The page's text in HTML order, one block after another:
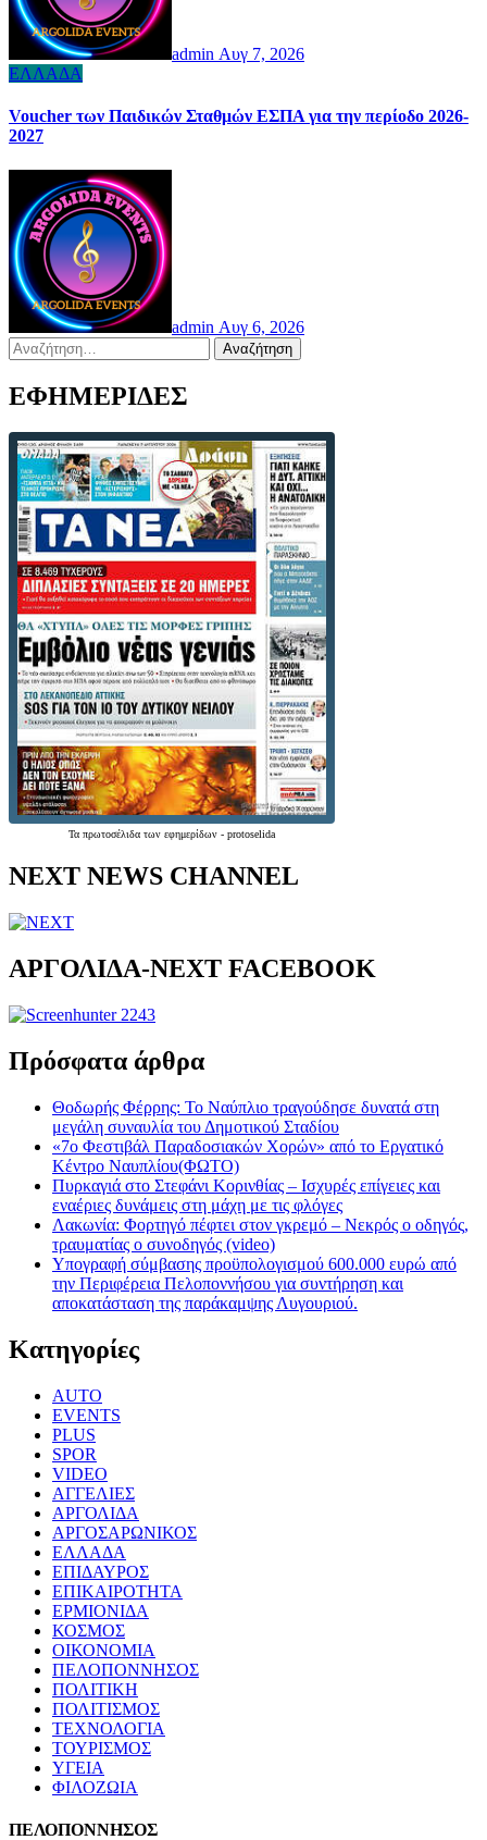
admin Αυγ 7, 2026
ΕΛΛΑΔΑ
Voucher των Παιδικών Σταθμών ΕΣΠΑ για την περίοδο 2026-
2027
admin Αυγ 6, 2026
Αναζήτηση
για:
ΕΦΗΜΕΡΙΔΕΣ
Τα πρωτοσέλιδα των εφημερίδων - protoselida
NEXT NEWS CHANNEL
ΑΡΓΟΛΙΔΑ-ΝΕΧΤ FACEBOOK
Πρόσφατα άρθρα
Θοδωρής Φέρρης: Το Ναύπλιο τραγούδησε δυνατά στη
μεγάλη συναυλία του Δημοτικού Σταδίου
«7ο Φεστιβάλ Παραδοσιακών Χορών» από το Εργατικό
Κέντρο Ναυπλίου(ΦΩΤΟ)
Πυρκαγιά στο Στεφάνι Κορινθίας – Ισχυρές επίγειες και
εναέριες δυνάμεις στη μάχη με τις φλόγες
Λακωνία: Φορτηγό πέφτει στον γκρεμό – Νεκρός ο οδηγός,
τραυματίας ο συνοδηγός (video)
Υπογραφή σύμβασης προϋπολογισμού 600.000 ευρώ από
την Περιφέρεια Πελοποννήσου για συντήρηση και
αποκατάσταση της παράκαμψης Λυγουριού.
Kατηγορίες
AUTO
EVENTS
PLUS
SPOR
VIDEO
ΑΓΓΕΛΙΕΣ
ΑΡΓΟΛΙΔΑ
ΑΡΓΟΣΑΡΩΝΙΚΟΣ
ΕΛΛΑΔΑ
ΕΠΙΔΑΥΡΟΣ
ΕΠΙΚΑΙΡΟΤΗΤΑ
ΕΡΜΙΟΝΙΔΑ
ΚΟΣΜΟΣ
ΟΙΚΟΝΟΜΙΑ
ΠΕΛΟΠΟΝΝΗΣΟΣ
ΠΟΛΙΤΙΚΗ
ΠΟΛΙΤΙΣΜΟΣ
ΤΕΧΝΟΛΟΓΙΑ
ΤΟΥΡΙΣΜΟΣ
ΥΓΕΙΑ
ΦΙΛΟΖΩΙΑ
ΠΕΛΟΠΟΝΝΗΣΟΣ